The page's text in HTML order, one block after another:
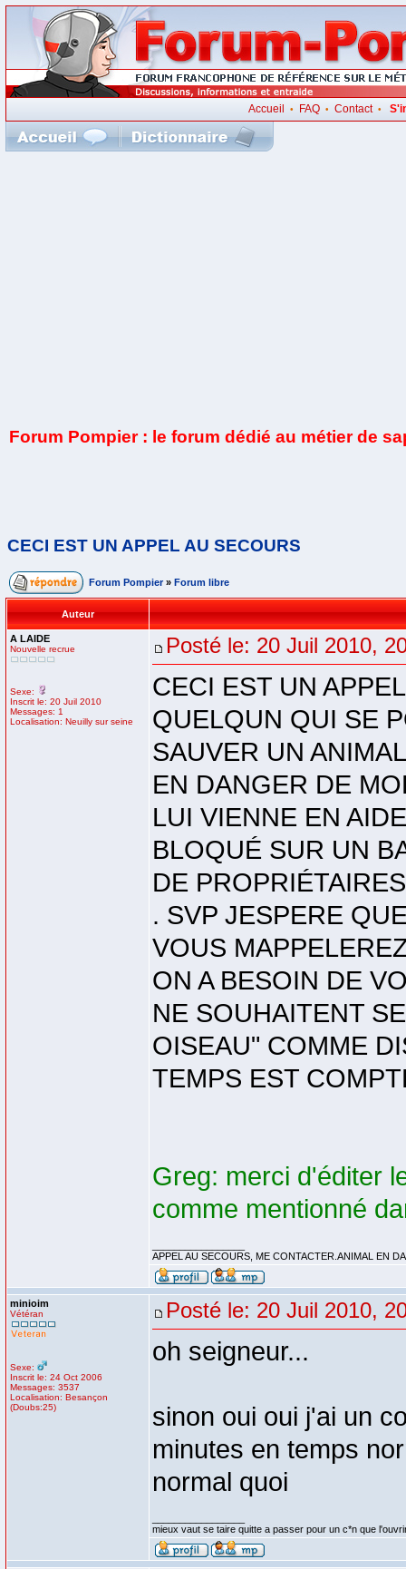
Accueil • FAQ• Contact•
Forum Pompier : le forum dédié au métier de
CECI EST UN APPEL AU SECOURS
Forum Pompier » Forum libre
Auteur
A LAIDE
Nouvelle recrue
Sexe:
Inscrit le: 20 Juil 2010
Messages: 1
Localisation: Neuilly sur seine
Posté le: 20 Juil 2010,
CECI EST UN
QUELQUN QUI SE
SAUVER UN
EN DANGER DE
LUI VIENNE EN
BLOQUÉ SUR UN
DE
. SVP JESPERE
VOUS
ON A BESOIN DE
NE SOUHAITENT
OISEAU" COMME
TEMPS EST
Greg: merci d'éditer
comme mentionné
APPEL AU SECOURS, ME CONTACTER.ANIMAL EN
minioim
Vétéran
Sexe:
Inscrit le: 24 Oct 2006
Messages: 3537
Localisation: Besançon
(Doubs:25)
Posté le: 20 Juil 2010,
oh seigneur...
sinon oui oui j'ai un
minutes en temps
normal quoi
mieux vaut se taire quitte a passer pour un c*n que